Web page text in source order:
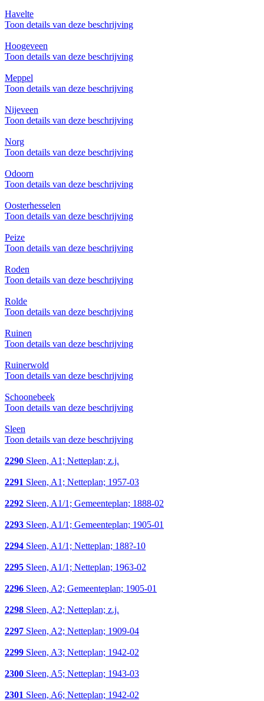
Havelte
Toon details van deze beschrijving
Hoogeveen
Toon details van deze beschrijving
Meppel
Toon details van deze beschrijving
Nijeveen
Toon details van deze beschrijving
Norg
Toon details van deze beschrijving
Odoorn
Toon details van deze beschrijving
Oosterhesselen
Toon details van deze beschrijving
Peize
Toon details van deze beschrijving
Roden
Toon details van deze beschrijving
Rolde
Toon details van deze beschrijving
Ruinen
Toon details van deze beschrijving
Ruinerwold
Toon details van deze beschrijving
Schoonebeek
Toon details van deze beschrijving
Sleen
Toon details van deze beschrijving
2290 Sleen, A1; Netteplan; z.j.
2291 Sleen, A1; Netteplan; 1957-03
2292 Sleen, A1/1; Gemeenteplan; 1888-02
2293 Sleen, A1/1; Gemeenteplan; 1905-01
2294 Sleen, A1/1; Netteplan; 188?-10
2295 Sleen, A1/1; Netteplan; 1963-02
2296 Sleen, A2; Gemeenteplan; 1905-01
2298 Sleen, A2; Netteplan; z.j.
2297 Sleen, A2; Netteplan; 1909-04
2299 Sleen, A3; Netteplan; 1942-02
2300 Sleen, A5; Netteplan; 1943-03
2301 Sleen, A6; Netteplan; 1942-02